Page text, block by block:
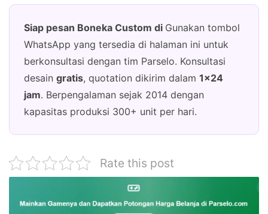
Siap pesan Boneka Custom di Gunakan tombol
WhatsApp yang tersedia di halaman ini untuk
berkonsultasi dengan tim Parselo. Konsultasi
desain gratis, quotation dikirim dalam 1×24
jam. Berpengalaman sejak 2014 dengan
kapasitas produksi 300+ unit per hari.
Rate this post